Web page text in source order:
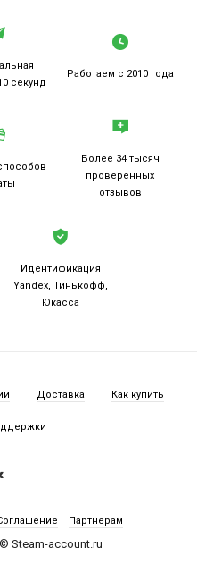
секунд
Работаем с 2010 года
Более 34 тысяч
проверенных
отзывов
Идентификация
Yandex, Тинькофф,
Юкасса
Доставка Как купить
Steam-account.ru
Партнерам